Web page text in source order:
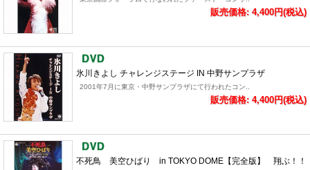
販売価格: 4,400円(税込)
氷川きよし チャレンジステージ IN 中野サンプラザ
2001年7月に東京・中野サンプラザにて行われたコン..
販売価格: 4,400円(税込)
不死鳥 美空ひばり in TOKYO DOME【完全版】 翔ぶ！！